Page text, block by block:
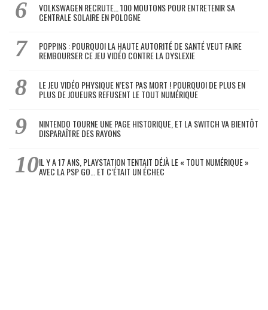
VOLKSWAGEN RECRUTE… 100 MOUTONS POUR ENTRETENIR SA
CENTRALE SOLAIRE EN POLOGNE
POPPINS : POURQUOI LA HAUTE AUTORITÉ DE SANTÉ VEUT FAIRE
REMBOURSER CE JEU VIDÉO CONTRE LA DYSLEXIE
LE JEU VIDÉO PHYSIQUE N’EST PAS MORT ! POURQUOI DE PLUS EN
PLUS DE JOUEURS REFUSENT LE TOUT NUMÉRIQUE
NINTENDO TOURNE UNE PAGE HISTORIQUE, ET LA SWITCH VA BIENTÔT
DISPARAÎTRE DES RAYONS
IL Y A 17 ANS, PLAYSTATION TENTAIT DÉJÀ LE « TOUT NUMÉRIQUE »
AVEC LA PSP GO… ET C’ÉTAIT UN ÉCHEC